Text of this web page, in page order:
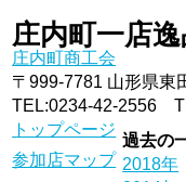
庄内町一店
庄内町商工会
〒999-7781 山形県東
TEL:0234-42-2556
トップページ
参加店マップ
過去の
2018年